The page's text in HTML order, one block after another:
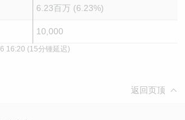
6.23百万 (6.23%)
10,000
16:20 (15分锺延迟)
返回页顶